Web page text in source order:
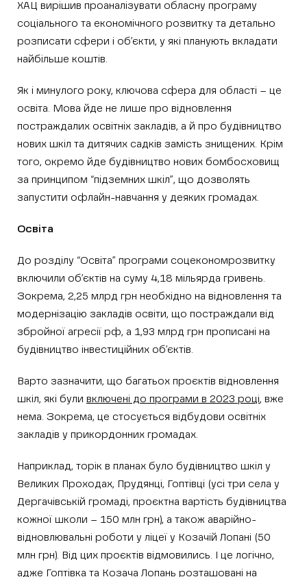
ХАЦ вирішив проаналізувати обласну програму
соціального та економічного розвитку та детально
розписати сфери і об’єкти, у які планують вкладати
найбільше коштів.
Як і минулого року, ключова сфера для області – це
освіта. Мова йде не лише про відновлення
постраждалих освітніх закладів, а й про будівництво
нових шкіл та дитячих садків замість знищених. Крім
того, окремо йде будівництво нових бомбосховищ
за принципом “підземних шкіл”, що дозволять
запустити офлайн-навчання у деяких громадах.
Освіта
До розділу “Освіта” програми соцекономрозвитку
включили об’єктів на суму 4,18 мільярда гривень.
Зокрема, 2,25 млрд грн необхідно на відновлення та
модернізацію закладів освіти, що постраждали від
збройної агресії рф, а 1,93 млрд грн прописані на
будівництво інвестиційних об’єктів.
Варто зазначити, що багатьох проєктів відновлення
шкіл, які були включені до програми в 2023 році, вже
нема. Зокрема, це стосується відбудови освітніх
закладів у прикордонних громадах.
Наприклад, торік в планах було будівництво шкіл у
Великих Проходах, Прудянці, Гоптівці (усі три села у
Дергачівській громаді, проєктна вартість будівництва
кожної школи – 150 млн грн), а також аварійно-
відновлювальні роботи у ліцеї у Козачій Лопані (50
млн грн). Від цих проєктів відмовились. І це логічно,
адже Гоптівка та Козача Лопань розташовані на